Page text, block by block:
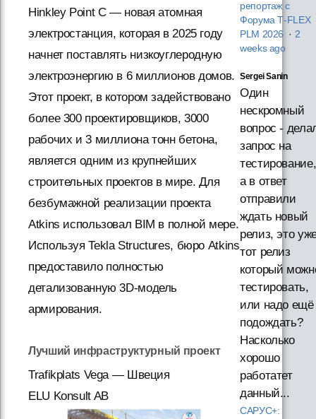
Hinkley Point C — новая атомная
электростанция, которая в 2025 году
начнет поставлять низкоуглеродную
электроэнергию в 6 миллионов домов.
Этот проект, в котором задействовано
более 300 проектировщиков, 3000
рабочих и 3 миллиона тонн бетона,
является одним из крупнейших
строительных проектов в мире. Для
безбумажной реализации проекта
Atkins использовал BIM в полной мере.
Используя Tekla Structures, бюро Atkins
предоставило полностью
детализованную 3D-модель
армирования.
Лучший инфраструктурный проект
Trafikplats Vega — Швеция
ELU Konsult AB
репортаж с
Форума T‑FLEX
PLM 2026 · 2
weeks ago
Sergei Sanin
Один
нескромный
вопрос -
запрос на
тестирование,
а в ответ
отправили
ждать новый
релиз, это
тот релиз
который
тестировать,
или надо ещё
подождать?
Насколько
хорошо
работатет
данный...
САРУС+: